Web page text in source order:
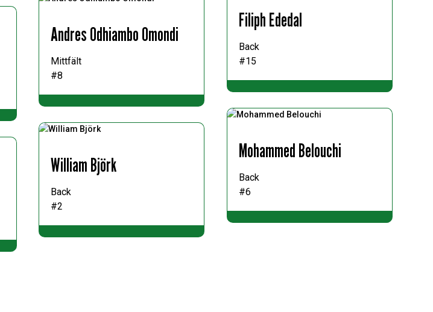
Andres Odhiambo Omondi
Mittfält
#8
William Björk
Back
#2
Filiph Ededal
Back
#15
Mohammed Belouchi
Back
#6